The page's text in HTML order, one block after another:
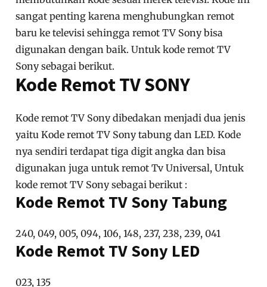
Tapi tenang saja karena di toko elektronik cukup
banyak remot TV baru sebagai pengganti remot
TV Sony bawaan. Apalagi remot TV Universal
seperti Joker yang cukup laris terjual karena
Jika sobat membeli remot TV baru pasti akan
membutuhkan kode sesuai merek televisi. Kode ini
sangat penting karena menghubungkan remot
baru ke televisi sehingga remot TV Sony bisa
digunakan dengan baik. Untuk kode remot TV
Sony sebagai berikut.
Kode Remot TV SONY
Kode remot TV Sony dibedakan menjadi dua jenis